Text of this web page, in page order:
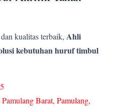
kualitas terbaik, Ahli
kebutuhan huruf timbul
Barat, Pamulang,